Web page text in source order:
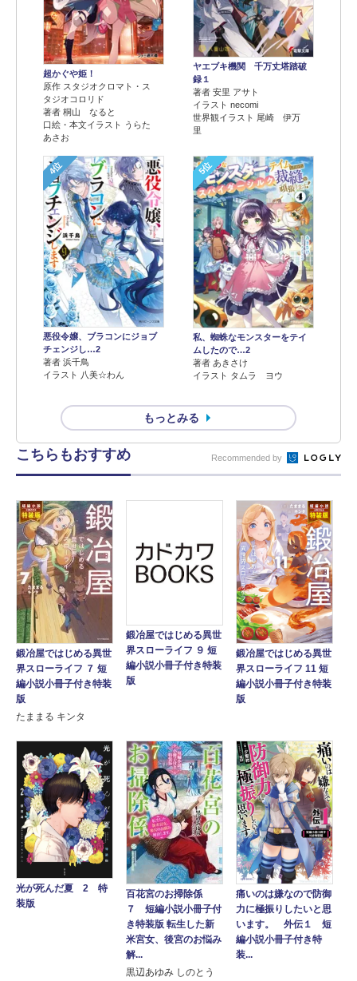
超かぐや姫！
原作 スタジオクロマト・ス
タジオコロリド
著者 桐山 なると
口絵・本文イラスト うらた
あさお
ヤエブキ機関 千万丈塔踏破
録１
著者 安里 アサト
イラスト necomi
世界観イラスト 尾崎 伊万
里
4位
悪役令嬢、ブラコンにジョブ
チェンジし…2
著者 浜千鳥
イラスト 八美☆わん
5位
私、蜘蛛なモンスターをテイ
ムしたので…2
著者 あきさけ
イラスト タムラ ヨウ
もっとみる
こちらもおすすめ Recommended by
鍛冶屋ではじめる異世
界スローライフ ７ 短
編小説小冊子付き特装
版
たままる キンタ
鍛冶屋ではじめる異世
界スローライフ ９ 短
編小説小冊子付き特装
版
鍛冶屋ではじめる異世
界スローライフ 11 短
編小説小冊子付き特装
版
光が死んだ夏 2 特
装版
百花宮のお掃除係
７ 短編小説小冊子付
き特装版 転生した新
米宮女、後宮のお悩み
解...
黒辺あゆみ しのとう
痛いのは嫌なので防御
力に極振りしたいと思
います。 外伝１ 短
編小説小冊子付き特
装...